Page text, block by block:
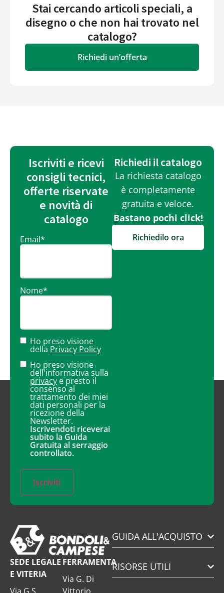
Stai cercando articoli speciali, a
disegno o che non hai trovato nel
catalogo?
Richiedi un’offerta
Iscriviti e ricevi
consigli tecnici,
offerte riservate
e novità di
catalogo
Email*
Nome*
Ho preso visione
della Privacy Policy
Ho preso visione
dell'informativa sulla
privacy e presto il
consenso al
trattamento dei miei
dati personali per la
ricezione della
Newsletter.
Iscrivendoti riceverai
subito la Guida
Gratuita al serraggio
controllato.
Iscriviti
Richiedi il catalogo
La richiesta catalogo
è completamente
gratuita e veloce.
Bastano pochi click!
Richiedilo ora
SEDE LEGALE
E VITERIA
Via G.S.
FERRAMENTA
Via G. Di
Vittorio
GUIDA ALL'ACQUISTO
RISORSE UTILI